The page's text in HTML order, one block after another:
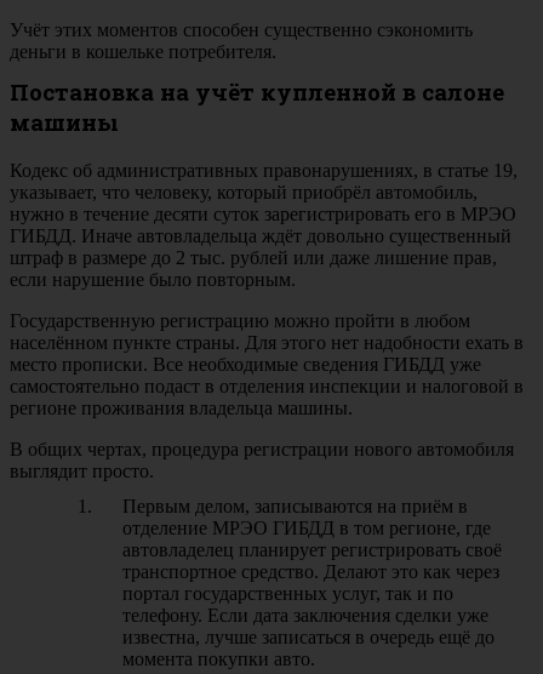
Учёт этих моментов способен существенно сэкономить
деньги в кошельке потребителя.
Постановка на учёт купленной в салоне
машины
Кодекс об административных правонарушениях, в статье 19,
указывает, что человеку, который приобрёл автомобиль,
нужно в течение десяти суток зарегистрировать его в МРЭО
ГИБДД. Иначе автовладельца ждёт довольно существенный
штраф в размере до 2 тыс. рублей или даже лишение прав,
если нарушение было повторным.
Государственную регистрацию можно пройти в любом
населённом пункте страны. Для этого нет надобности ехать в
место прописки. Все необходимые сведения ГИБДД уже
самостоятельно подаст в отделения инспекции и налоговой в
регионе проживания владельца машины.
В общих чертах, процедура регистрации нового автомобиля
выглядит просто.
Первым делом, записываются на приём в
отделение МРЭО ГИБДД в том регионе, где
автовладелец планирует регистрировать своё
транспортное средство. Делают это как через
портал государственных услуг, так и по
телефону. Если дата заключения сделки уже
известна, лучше записаться в очередь ещё до
момента покупки авто.